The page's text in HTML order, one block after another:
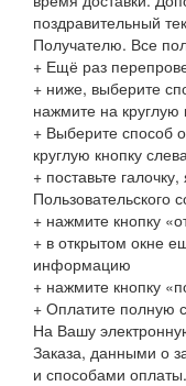
поздравительный
Получателю. Все
+ Ещё раз
+ ниже, выберите
нажмите на круглую
+ Выберите способ
круглую кнопку
+ поставьте
Пользовательского
+ нажмите кнопку
+ в открытом окне
информацию
+ нажмите кнопку
+ Оплатите полную
На Вашу
Заказа, данными о
и способами оплаты.